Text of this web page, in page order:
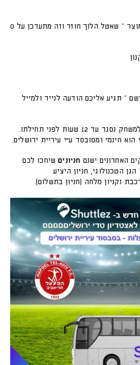
*בדף הבא בוחרים במוצר – שאטל הלוך חוזר וזה מתעדכן על 0
– תגיע אליכם הודעה לנייד ולמייל
הרישום למשחק נסגר עד 12 שעות לפני תחילתו.
חינמי ומסובסד ע"י עיריית ירושלים.
האחרונים ישנם חניונים שיחכו לכם
הטכנולוגי, חניון היציע
וקניון מלחה (חניון בתשלום).